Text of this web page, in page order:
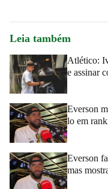
Leia também
Atlético:
e assinar
Everson
lo em
Everson
mas